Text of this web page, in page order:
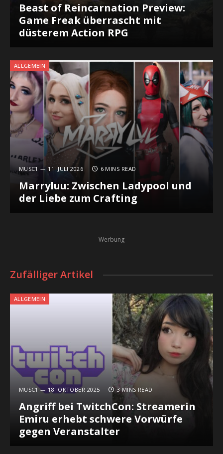
Beast of Reincarnation Preview:
Game Freak überrascht mit
düsterem Action RPG
ALLGEMEIN
MUSC1 11. JULI 2026 6 MINS READ
Marryluu: Zwischen Ladypool und
der Liebe zum Crafting
Werbung
Zufälliger Artikel
ALLGEMEIN
MUSC1 18. OKTOBER 2025 3 MINS READ
Angriff bei TwitchCon: Streamerin
Emiru erhebt schwere Vorwürfe
gegen Veranstalter